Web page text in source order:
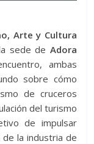
Arte y Cultura
sede de Adora
ambas
sobre cómo
de cruceros
del turismo
de impulsar
la industria de